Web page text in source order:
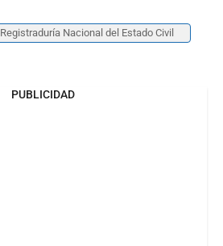
Registraduría Nacional del Estado Civil
PUBLICIDAD